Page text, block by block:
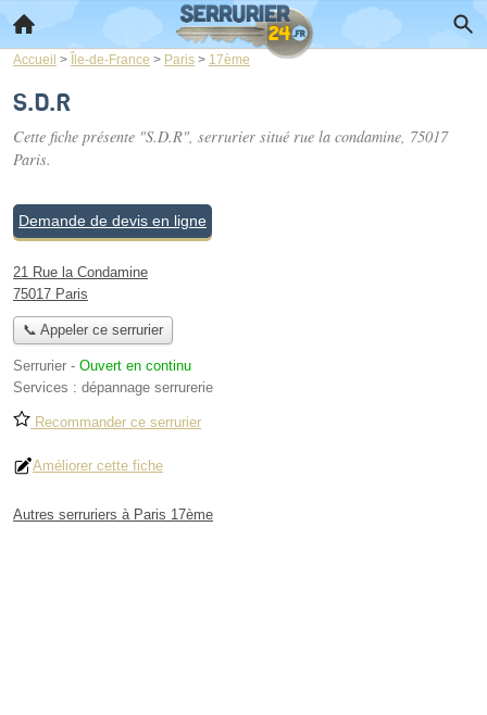
Accueil > Île-de-France > Paris > 17ème
S.D.R
Cette fiche présente "S.D.R", serrurier situé rue la condamine, 75017
Paris.
Demande de devis en ligne
21 Rue la Condamine
75017 Paris
📞 Appeler ce serrurier
Serrurier - Ouvert en continu
Services : dépannage serrurerie
Recommander ce serrurier
Améliorer cette fiche
Autres serruriers à Paris 17ème